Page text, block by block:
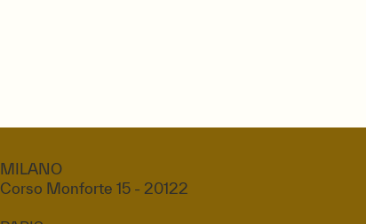
MILANO
Corso Monforte 15 - 20122